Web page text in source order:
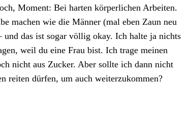
Moment: Bei harten körperlichen Arbeiten.
machen wie die Männer (mal eben Zaun neu
und das ist sogar völlig okay. Ich halte ja nichts
weil du eine Frau bist. Ich trage meinen
nicht aus Zucker. Aber sollte ich dann nicht
reiten dürfen, um auch weiterzukommen?